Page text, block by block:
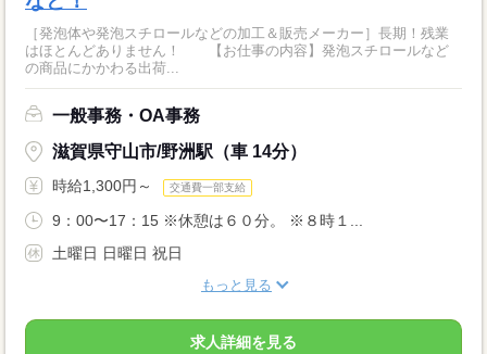
［発泡体や発泡スチロールなどの加工＆販売メーカー］長期！残業
はほとんどありません！ 【お仕事の内容】発泡スチロールなど
の商品にかかわる出荷...
一般事務・OA事務
滋賀県守山市/野洲駅（車 14分）
時給1,300円～ 交通費一部支給
9：00〜17：15 ※休憩は６０分。 ※８時１...
土曜日 日曜日 祝日
もっと見る
求人詳細を見る